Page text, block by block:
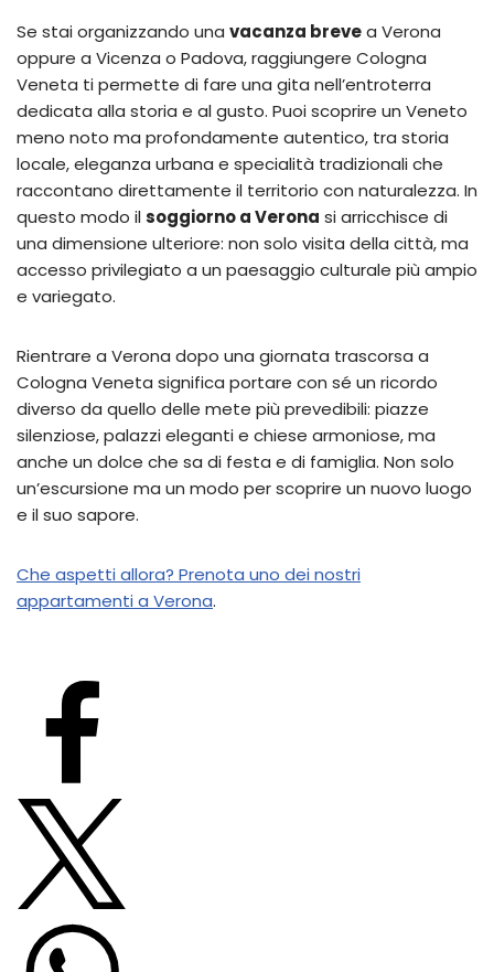
Se stai organizzando una vacanza brevea Verona
oppure a Vicenza o Padova, raggiungere Cologna
Veneta ti permette di fare una gita nell’entroterra
dedicata alla storia e al gusto. Puoi scoprire un Veneto
meno noto ma profondamente autentico, tra storia
locale, eleganza urbana e specialità tradizionali che
raccontano direttamente il territorio con naturalezza. In
questo modo ilsoggiorno a Verona si arricchisce di
una dimensione ulteriore: non solo visita della città, ma
accesso privilegiato a un paesaggio culturale più ampio
e variegato.
Rientrare a Verona dopo una giornata trascorsa a
Cologna Veneta significa portare con sé un ricordo
diverso da quello delle mete più prevedibili: piazze
silenziose, palazzi eleganti e chiese armoniose, ma
anche un dolce che sa di festa e di famiglia. Non solo
un’escursione ma un modo per scoprire un nuovo luogo
e il suo sapore.
Che aspetti allora? Prenota uno dei nostri
appartamenti a Verona.